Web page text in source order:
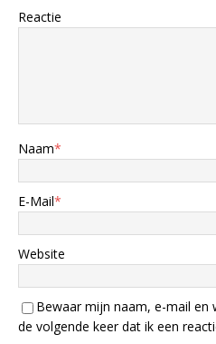
Reactie
Naam*
E-Mail*
Website
Bewaar mijn naam, e-mail
de volgende keer dat ik een